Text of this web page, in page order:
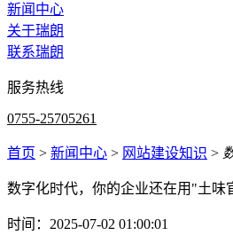
新闻中心
关于瑞朗
联系瑞朗
服务热线
0755-25705261
首页 > 新闻中心 > 网站建设知识 >
数字化时代，你的企业还在用"土味
时间：2025-07-02 01:00:01